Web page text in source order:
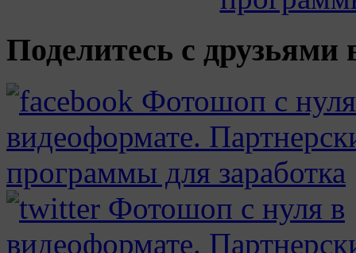
Поделитесь с друзьями